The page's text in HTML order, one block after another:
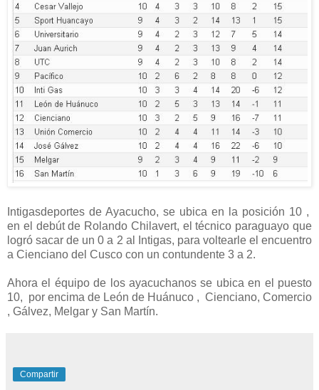
Intigasdeportes de Ayacucho, se ubica en la posición 10 ,
en el debút de Rolando Chilavert, el técnico paraguayo que
logró sacar de un 0 a 2 al Intigas, para voltearle el encuentro
a Cienciano del Cusco con un contundente 3 a 2.
Ahora el équipo de los ayacuchanos se ubica en el puesto
10, por encima de León de Huánuco , Cienciano, Comercio
, Gálvez, Melgar y San Martín.
Compartir